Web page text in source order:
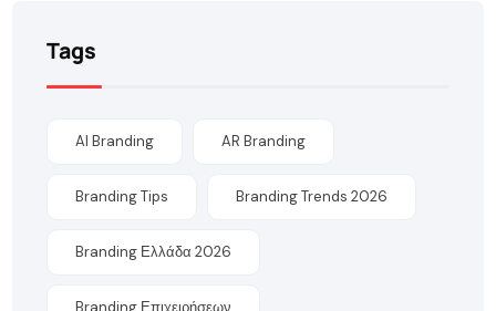
Tags
AI Branding AR Branding
Branding Tips Branding Trends 2026
Branding Ελλάδα 2026
Branding Επιχειρήσεων